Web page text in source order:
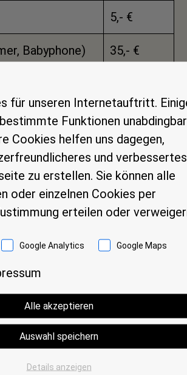
5,- €
Babyphone) 35,- €
15,- €
30,- €
15,- €
die auf der
hinaus noch weitere
und Nacht noch
für unseren Internetauftritt.
Funktionen unabdingbar
Cookies helfen uns dagegen,
und verbessertes
zu erstellen. Sie können alle
oder einzelnen Cookies per
erteilen oder
Google Analytics Google Maps
Alle akzeptieren
Auswahl speichern
Details anzeigen